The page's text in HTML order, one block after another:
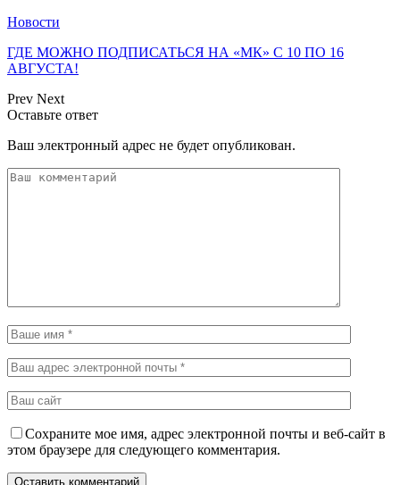
Новости
ГДЕ МОЖНО ПОДПИСАТЬСЯ НА «МК» С 10 ПО 16
АВГУСТА!
Prev Next
Оставьте ответ
Ваш электронный адрес не будет опубликован.
Сохраните мое имя, адрес электронной почты и веб-сайт в
этом браузере для следующего комментария.